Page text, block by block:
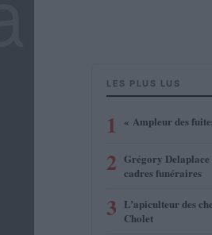
LES PLUS LUS
1 « Ampleur des
2 Grégory
cadres funéraires
3 L’apiculteur des
Cholet